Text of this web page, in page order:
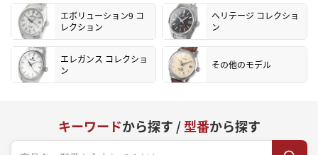
エボリューション9 コ
レクション
ヘリテージ コレクショ
ン
エレガンス コレクショ
ン
その他のモデル
キーワードから探す /型番から探す